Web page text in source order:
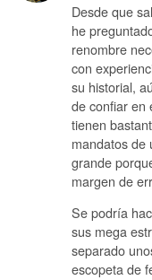
Desde que
he
renombre
con
su historial,
de confiar en
tienen
mandatos de
grande
margen de
Se podría
sus mega
separado
escopeta de